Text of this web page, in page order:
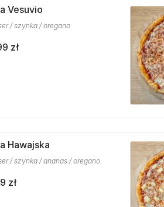
Vesuvio
/ szynka / oregano
zł
Hawajska
/ szynka / ananas / oregano
zł